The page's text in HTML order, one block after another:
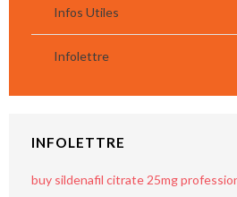
Infos Utiles
Infolettre
INFOLETTRE
buy sildenafil citrate 25mg